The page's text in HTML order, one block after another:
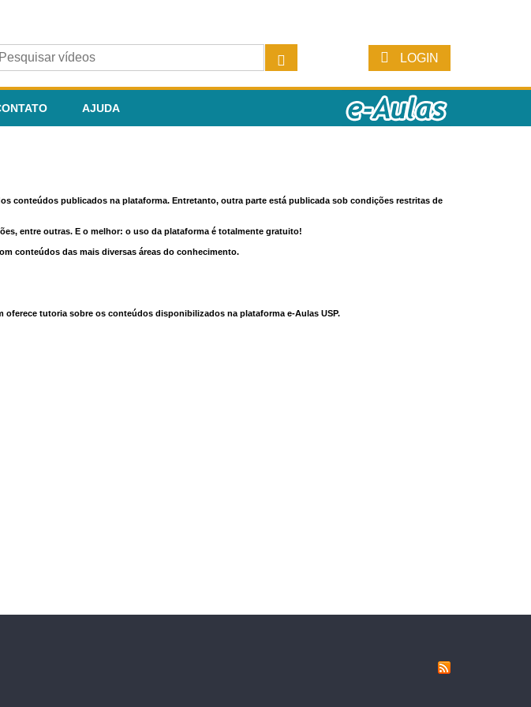
LOGIN
AJUDA
conteúdos publicados na plataforma. Entretanto, outra parte está publicada sob condições restritas de
entre outras. E o melhor: o uso da plataforma é totalmente gratuito!
conteúdos das mais diversas áreas do conhecimento.
oferece tutoria sobre os conteúdos disponibilizados na plataforma e-Aulas USP.